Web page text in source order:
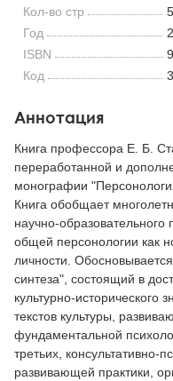
Кол-во стр
Год
ISBN
Код
Аннотация
Книга профессора Е. Б.
переработанной и
монографии
Книга обобщает
научно-образовательного
общей персонологии как
личности.
синтеза", состоящий в
культурно-исторического
текстов культуры,
фундаментальной
третьих, консультативно-
развивающей практики,